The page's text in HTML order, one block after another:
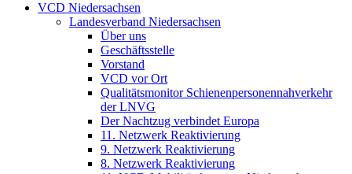
VCD Niedersachsen
Landesverband Niedersachsen
Über uns
Geschäftsstelle
Vorstand
VCD vor Ort
Qualitätsmonitor Schienenpersonennahverkehr
der LNVG
Der Nachtzug verbindet Europa
11. Netzwerk Reaktivierung
9. Netzwerk Reaktivierung
8. Netzwerk Reaktivierung